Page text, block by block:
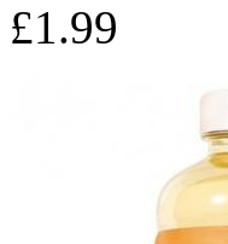
£1.99